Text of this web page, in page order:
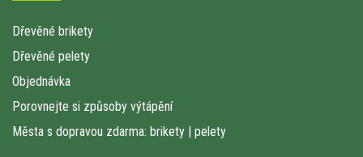
Dřevěné brikety
Dřevěné pelety
Objednávka
Porovnejte si způsoby výtápění
Města s dopravou zdarma: brikety | pelety